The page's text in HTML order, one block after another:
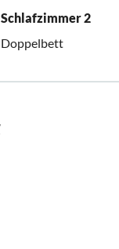
Schlafzimmer 2
Doppelbett